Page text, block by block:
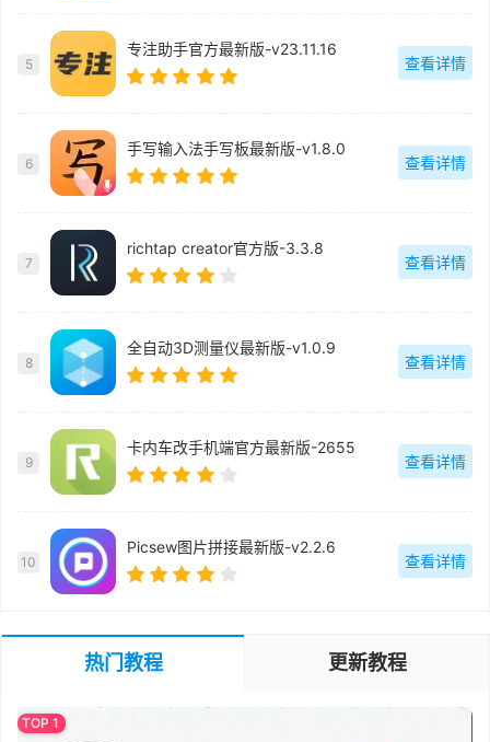
5
专注助手官方最新版-v23.11.16
查看详情
6
手写输入法手写板最新版-v1.8.0
查看详情
7
richtap creator官方版-3.3.8
查看详情
8
全自动3D测量仪最新版-v1.0.9
查看详情
9
卡内车改手机端官方最新版-2655
查看详情
10
Picsew图片拼接最新版-v2.2.6
查看详情
热门教程 更新教程